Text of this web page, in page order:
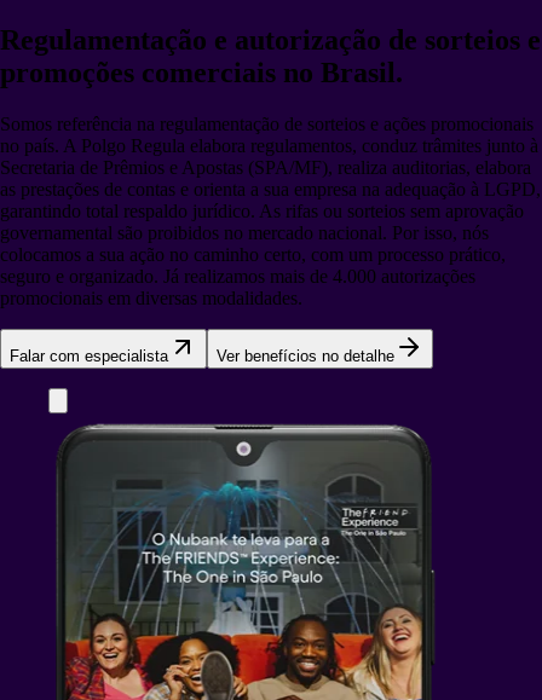
Regulamentação e autorização de sorteios e
promoções comerciais no Brasil.
Somos referência na regulamentação de sorteios e ações promocionais
no país. A Polgo Regula elabora regulamentos, conduz trâmites junto à
Secretaria de Prêmios e Apostas (SPA/MF), realiza auditorias, elabora
as prestações de contas e orienta a sua empresa na adequação à LGPD,
garantindo total respaldo jurídico. As rifas ou sorteios sem aprovação
governamental são proibidos no mercado nacional. Por isso, nós
colocamos a sua ação no caminho certo, com um processo prático,
seguro e organizado. Já realizamos mais de 4.000 autorizações
promocionais em diversas modalidades.
Falar com especialista Ver benefícios no detalhe